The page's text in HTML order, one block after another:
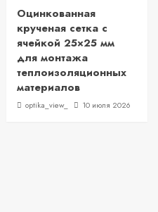
Оцинкованная
крученая сетка с
ячейкой 25×25 мм
для монтажа
теплоизоляционных
материалов
optika_view_ 10 июля 2026